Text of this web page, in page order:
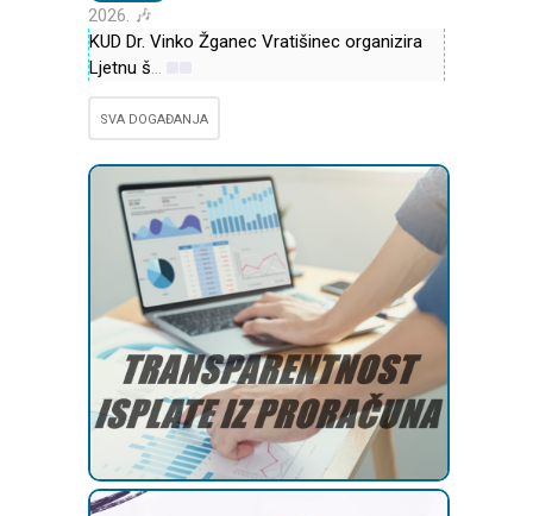
2026. 🎶
KUD Dr. Vinko Žganec Vratišinec organizira
Ljetnu š...
SVA DOGAĐANJA